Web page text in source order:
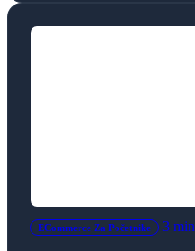
ECommerce Za Početnike 3 min